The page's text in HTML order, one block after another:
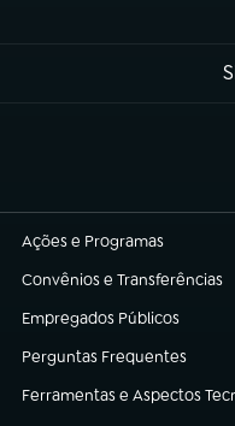
Ações e Programas
(abre em nova aba)
Convênios e Transferências
(abre em nova aba)
Empregados Públicos
(abre em nova aba)
Perguntas Frequentes
(abre em nova aba)
Ferramentas e Aspectos
(abre em nova aba)